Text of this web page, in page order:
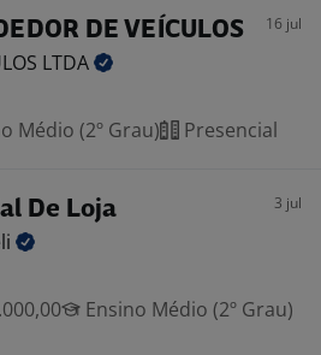
DE VEÍCULOS 16 jul
LTDA
Médio (2º Grau) Presencial
De Loja 3 jul
Ensino Médio (2º Grau)